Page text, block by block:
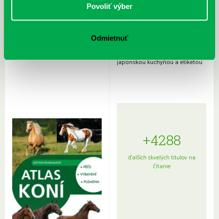
Povoliť výber
Odmietnuť
japonskou kuchyňou a etiketou
+4288
ďalších skvelých titulov na
čítanie